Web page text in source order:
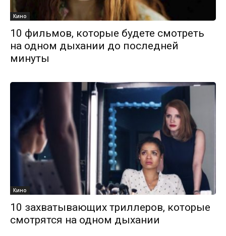
Кино
10 фильмов, которые будете смотреть
на одном дыхании до последней
минуты
Кино
10 захватывающих триллеров, которые
смотрятся на одном дыхании